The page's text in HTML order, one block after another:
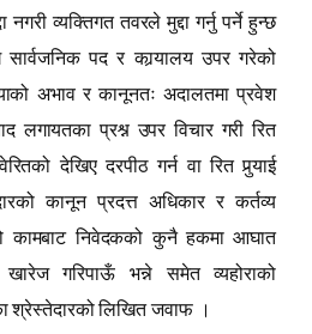
व्यक्तिगत तवरले मुद्दा गर्नु पर्ने हुन्छ
सार्वजनिक पद र कार्‍यालय उपर गरेको
अभाव र कानूनतः अदालतमा प्रवेश
लगायतका प्रश्न उपर विचार गरी रित
देखिए दरपीठ गर्न वा रित पुर्‍याई
कानून प्रदत्त अधिकार र कर्तव्य
कामबाट निवेदकको कुनै हकमा आघात
गरिपाऊँ भन्ने समेत व्यहोराको
श्रेस्तेदारको लिखित जवाफ ।